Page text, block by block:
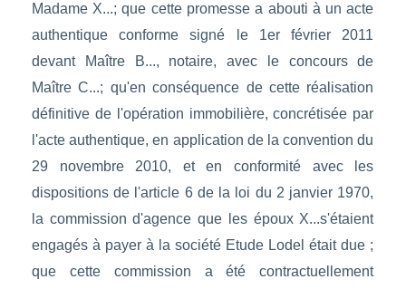
Madame X...; que cette promesse a abouti à un acte
authentique conforme signé le 1er février 2011
devant Maître B..., notaire, avec le concours de
Maître C...; qu'en conséquence de cette réalisation
définitive de l'opération immobilière, concrétisée par
l'acte authentique, en application de la convention du
29 novembre 2010, et en conformité avec les
dispositions de l'article 6 de la loi du 2 janvier 1970,
la commission d'agence que les époux X...s'étaient
engagés à payer à la société Etude Lodel était due ;
que cette commission a été contractuellement